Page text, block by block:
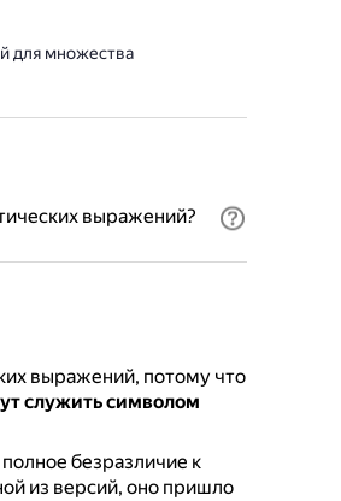
для множества
выражений?
выражений, потому что
служить символом
безразличие к
из версий, оно пришло